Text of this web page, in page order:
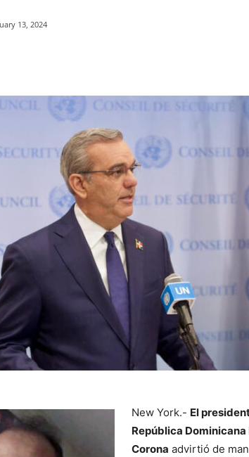
13, 2024
New York.- El
República
Corona advirtió de